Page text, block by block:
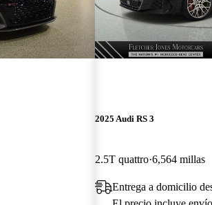
2025 Audi RS 3
2.5T quattro 6,564 millas
Entrega a domicilio